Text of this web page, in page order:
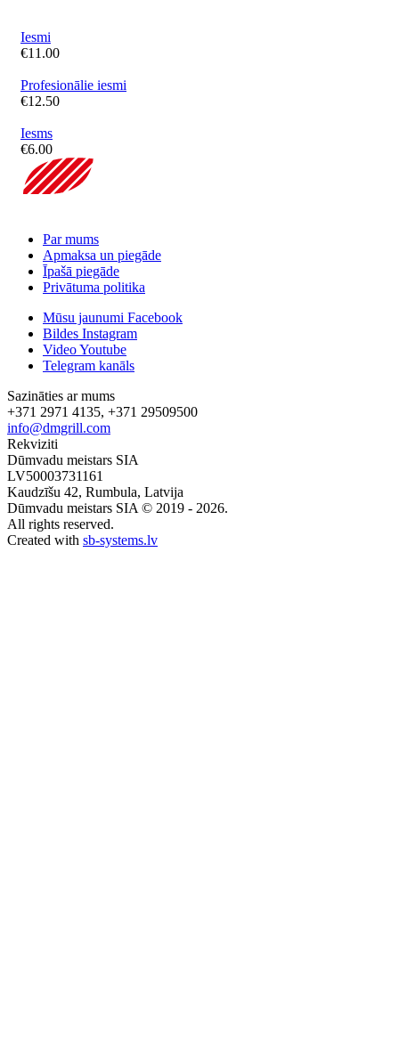
Iesmi
€11.00
Profesionālie iesmi
€12.50
Iesms
€6.00
Par mums
Apmaksa un piegāde
Īpašā piegāde
Privātuma politika
Mūsu jaunumi Facebook
Bildes Instagram
Video Youtube
Telegram kanāls
Sazināties ar mums
+371 2971 4135, +371 29509500
info@dmgrill.com
Rekviziti
Dūmvadu meistars SIA
LV50003731161
Kaudzīšu 42, Rumbula, Latvija
Dūmvadu meistars SIA © 2019 - 2026.
All rights reserved.
Created with sb-systems.lv